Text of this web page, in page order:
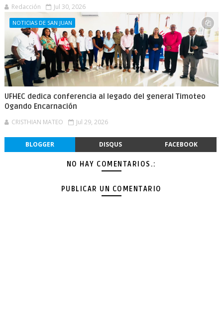
Redacción Jul 30, 2026
NOTICIAS DE SAN JUAN
UFHEC dedica conferencia al legado del general Timoteo
Ogando Encarnación
CRISTHIAN MATEO Jul 29, 2026
BLOGGER DISQUS FACEBOOK
NO HAY COMENTARIOS.:
PUBLICAR UN COMENTARIO